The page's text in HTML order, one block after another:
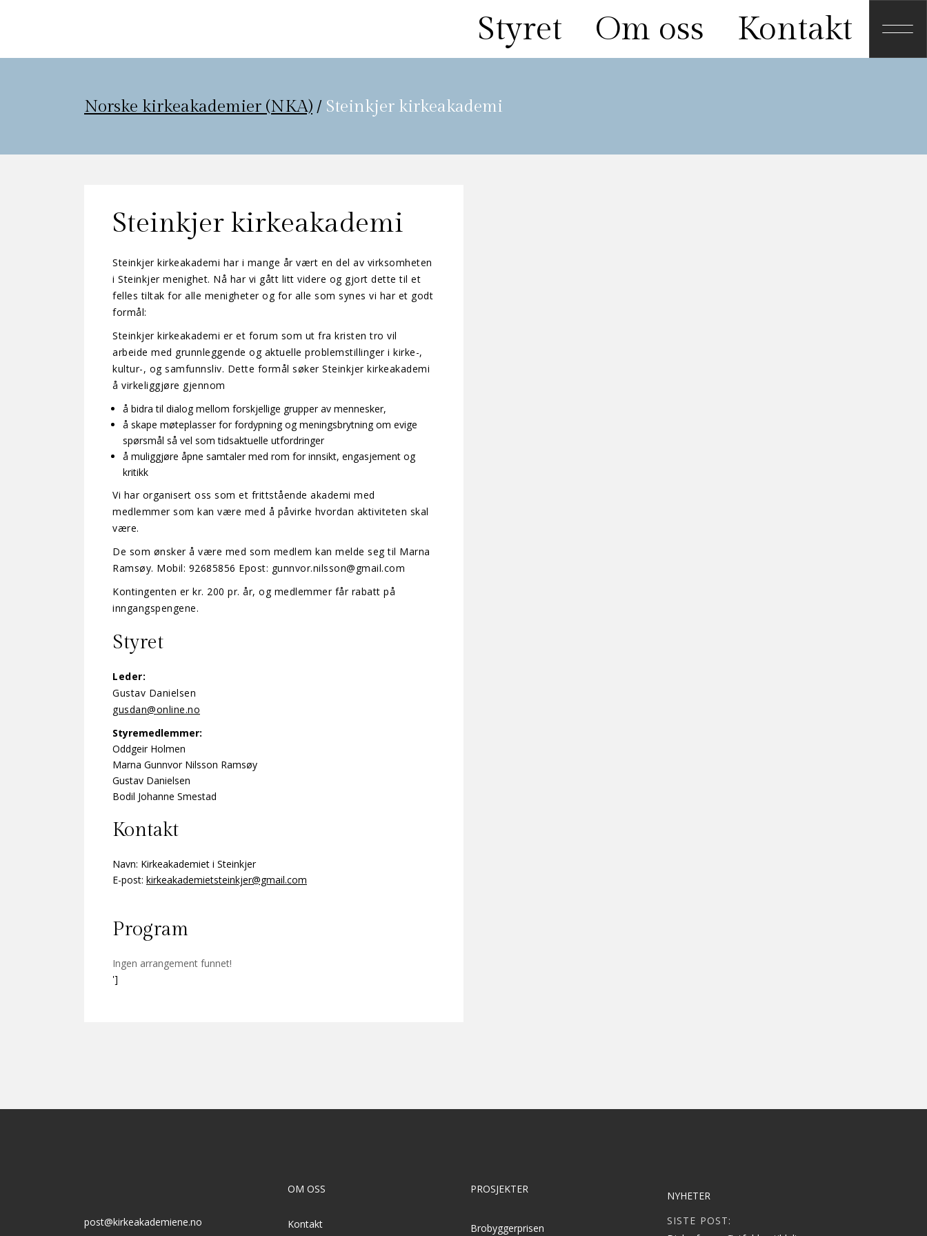
Styret Om oss Kontakt
Norske kirkeakademier (NKA) / Steinkjer kirkeakademi
Steinkjer kirkeakademi
Steinkjer kirkeakademi har i mange år vært en del av virksomheten
i Steinkjer menighet. Nå har vi gått litt videre og gjort dette til et
felles tiltak for alle menigheter og for alle som synes vi har et godt
formål:
Steinkjer kirkeakademi er et forum som ut fra kristen tro vil
arbeide med grunnleggende og aktuelle problemstillinger i kirke-,
kultur-, og samfunnsliv. Dette formål søker Steinkjer kirkeakademi
å virkeliggjøre gjennom
å bidra til dialog mellom forskjellige grupper av mennesker,
å skape møteplasser for fordypning og meningsbrytning om evige
spørsmål så vel som tidsaktuelle utfordringer
å muliggjøre åpne samtaler med rom for innsikt, engasjement og
kritikk
Vi har organisert oss som et frittstående akademi med
medlemmer som kan være med å påvirke hvordan aktiviteten skal
være.
De som ønsker å være med som medlem kan melde seg til Marna
Ramsøy. Mobil: 92685856 Epost: gunnvor.nilsson@gmail.com
Kontingenten er kr. 200 pr. år, og medlemmer får rabatt på
inngangspengene.
Styret
Leder:
Gustav Danielsen
gusdan@online.no
Styremedlemmer:
Oddgeir Holmen
Marna Gunnvor Nilsson Ramsøy
Gustav Danielsen
Bodil Johanne Smestad
Kontakt
Navn: Kirkeakademiet i Steinkjer
E-post: kirkeakademietsteinkjer@gmail.com
Program
Ingen arrangement funnet!
']
post@kirkeakademiene.no
OM OSS
Kontakt
PROSJEKTER
Brobyggerprisen
NYHETER
SISTE POST: